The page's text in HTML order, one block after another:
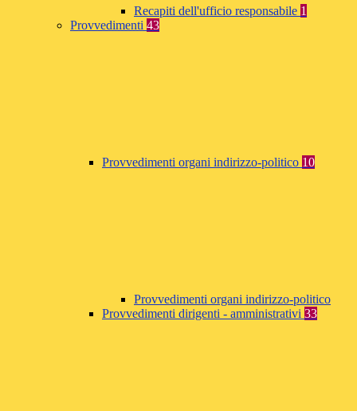
Recapiti dell'ufficio responsabile 1
Provvedimenti 43
Provvedimenti organi indirizzo-politico 10
Provvedimenti organi indirizzo-politico
Provvedimenti dirigenti - amministrativi 33